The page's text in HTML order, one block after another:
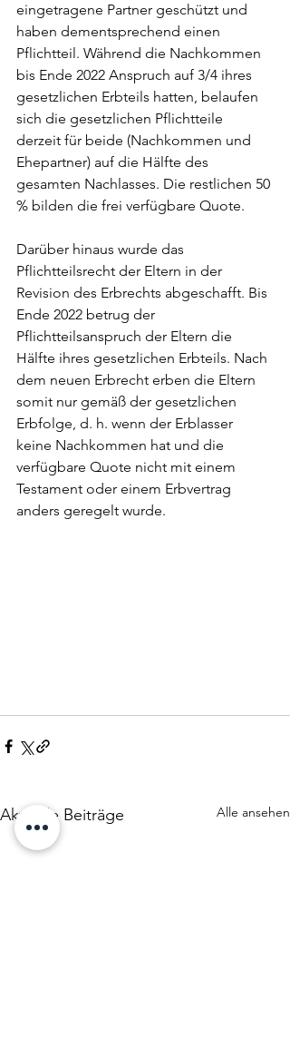
eingetragene Partner geschützt und
haben dementsprechend einen
Pflichtteil. Während die Nachkommen
bis Ende 2022 Anspruch auf 3/4 ihres
gesetzlichen Erbteils hatten, belaufen
sich die gesetzlichen Pflichtteile
derzeit für beide (Nachkommen und
Ehepartner) auf die Hälfte des
gesamten Nachlasses. Die restlichen 50
% bilden die frei verfügbare Quote.
Darüber hinaus wurde das
Pflichtteilsrecht der Eltern in der
Revision des Erbrechts abgeschafft. Bis
Ende 2022 betrug der
Pflichtteilsanspruch der Eltern die
Hälfte ihres gesetzlichen Erbteils. Nach
dem neuen Erbrecht erben die Eltern
somit nur gemäß der gesetzlichen
Erbfolge, d. h. wenn der Erblasser
keine Nachkommen hat und die
verfügbare Quote nicht mit einem
Testament oder einem Erbvertrag
anders geregelt wurde.
Aktuelle Beiträge Alle ansehen